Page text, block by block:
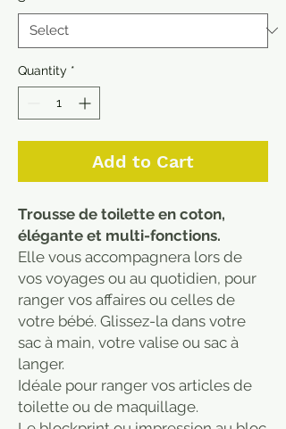
Quantity *
Add to Cart
Trousse de toilette en coton,
élégante et multi-fonctions.
Elle vous accompagnera lors de
vos voyages ou au quotidien, pour
ranger vos affaires ou celles de
votre bébé. Glissez-la dans votre
sac à main, votre valise ou sac à
langer.
Idéale pour ranger vos articles de
toilette ou de maquillage.